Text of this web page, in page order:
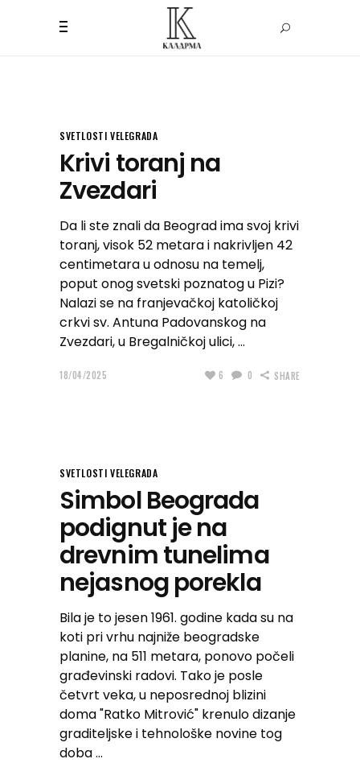
SVETLOSTI VELEGRADA
Krivi toranj na
Zvezdari
Da li ste znali da Beograd ima svoj krivi
toranj, visok 52 metara i nakrivljen 42
centimetara u odnosu na temelj,
poput onog svetski poznatog u Pizi?
Nalazi se na franjevačkoj katoličkoj
crkvi sv. Antuna Padovanskog na
Zvezdari, u Bregalničkoj ulici,
18/04/2025 6 0 SHARE
SVETLOSTI VELEGRADA
Simbol Beograda
podignut je na
drevnim tunelima
nejasnog porekla
Bila je to jesen 1961. godine kada su na
koti pri vrhu najniže beogradske
planine, na 511 metara, ponovo počeli
građevinski radovi. Tako je posle
četvrt veka, u neposrednoj blizini
doma "Ratko Mitrović" krenulo dizanje
graditeljske i tehnološke novine tog
doba